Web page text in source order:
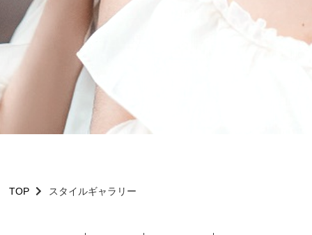
TOP スタイルギャラリー